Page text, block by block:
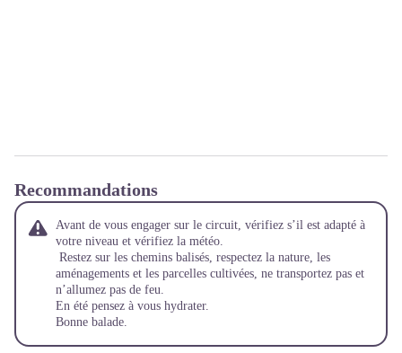
Recommandations
Avant de vous engager sur le circuit, vérifiez s’il est adapté à
votre niveau et vérifiez la météo.
Restez sur les chemins balisés, respectez la nature, les
aménagements et les parcelles cultivées, ne transportez pas et
n’allumez pas de feu.
En été pensez à vous hydrater.
Bonne balade.